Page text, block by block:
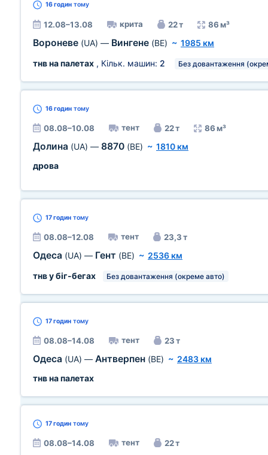
16 годин тому
12.08–13.08 крита 22 т 86 м³
Вороневе (UA) — Вингене (BE) ~ 1985 км
тнв на палетах , Кільк. машин: 2 Без довантаження
16 годин тому
08.08–10.08 тент 22 т 86 м³
Долина (UA) — 8870 (BE) ~ 1810 км
дрова
17 годин тому
08.08–12.08 тент 23,3 т
Одеса (UA) — Гент (BE) ~ 2536 км
тнв у біг-бегах
Без довантаження (окреме авто)
17 годин тому
08.08–14.08 тент 23 т
Одеса (UA) — Антверпен (BE) ~ 2483 км
тнв на палетах
17 годин тому
08.08–14.08 тент 22 т